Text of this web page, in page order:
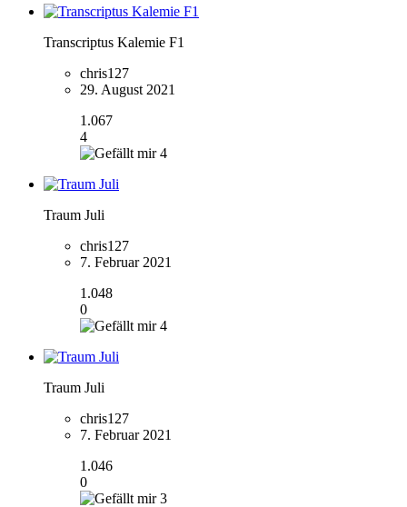
Transcriptus Kalemie F1
chris127
29. August 2021
1.067
4
4
Traum Juli
chris127
7. Februar 2021
1.048
0
4
Traum Juli
chris127
7. Februar 2021
1.046
0
3